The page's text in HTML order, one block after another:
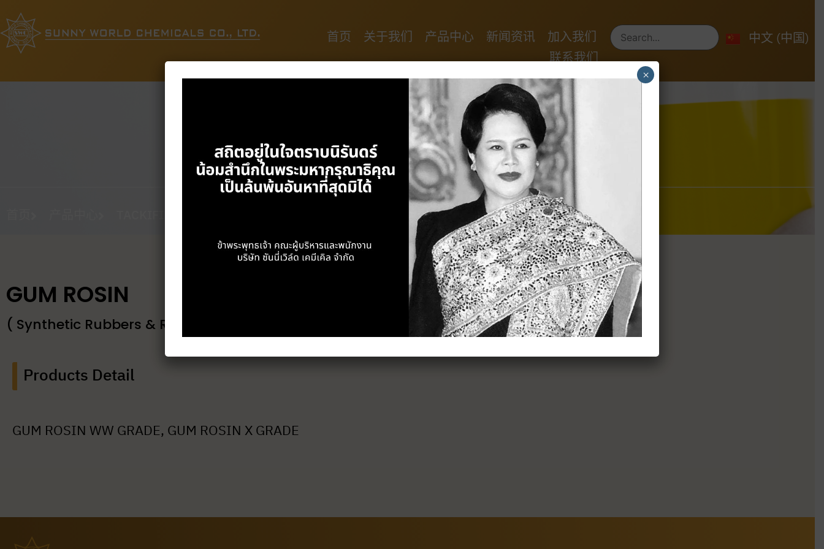
首页 关于我们 产品中心 新闻资讯
加入我们
联系我们
中文 (中国)
English
Products
GUM ROSIN
( Synthetic Rubbers & Rubber Chemicals )
Products Detail
GUM ROSIN WW GRADE, GUM ROSIN X GRADE
×